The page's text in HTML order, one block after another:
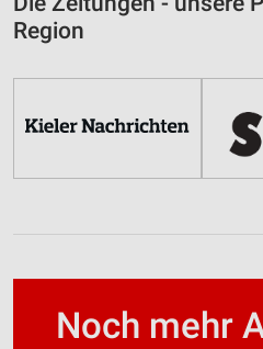
Region
Noch mehr